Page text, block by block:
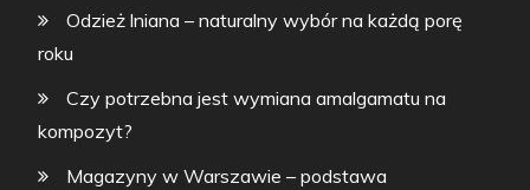
Odzież lniana – naturalny wybór na każdą porę
roku
Czy potrzebna jest wymiana amalgamatu na
kompozyt?
Magazyny w Warszawie – podstawa